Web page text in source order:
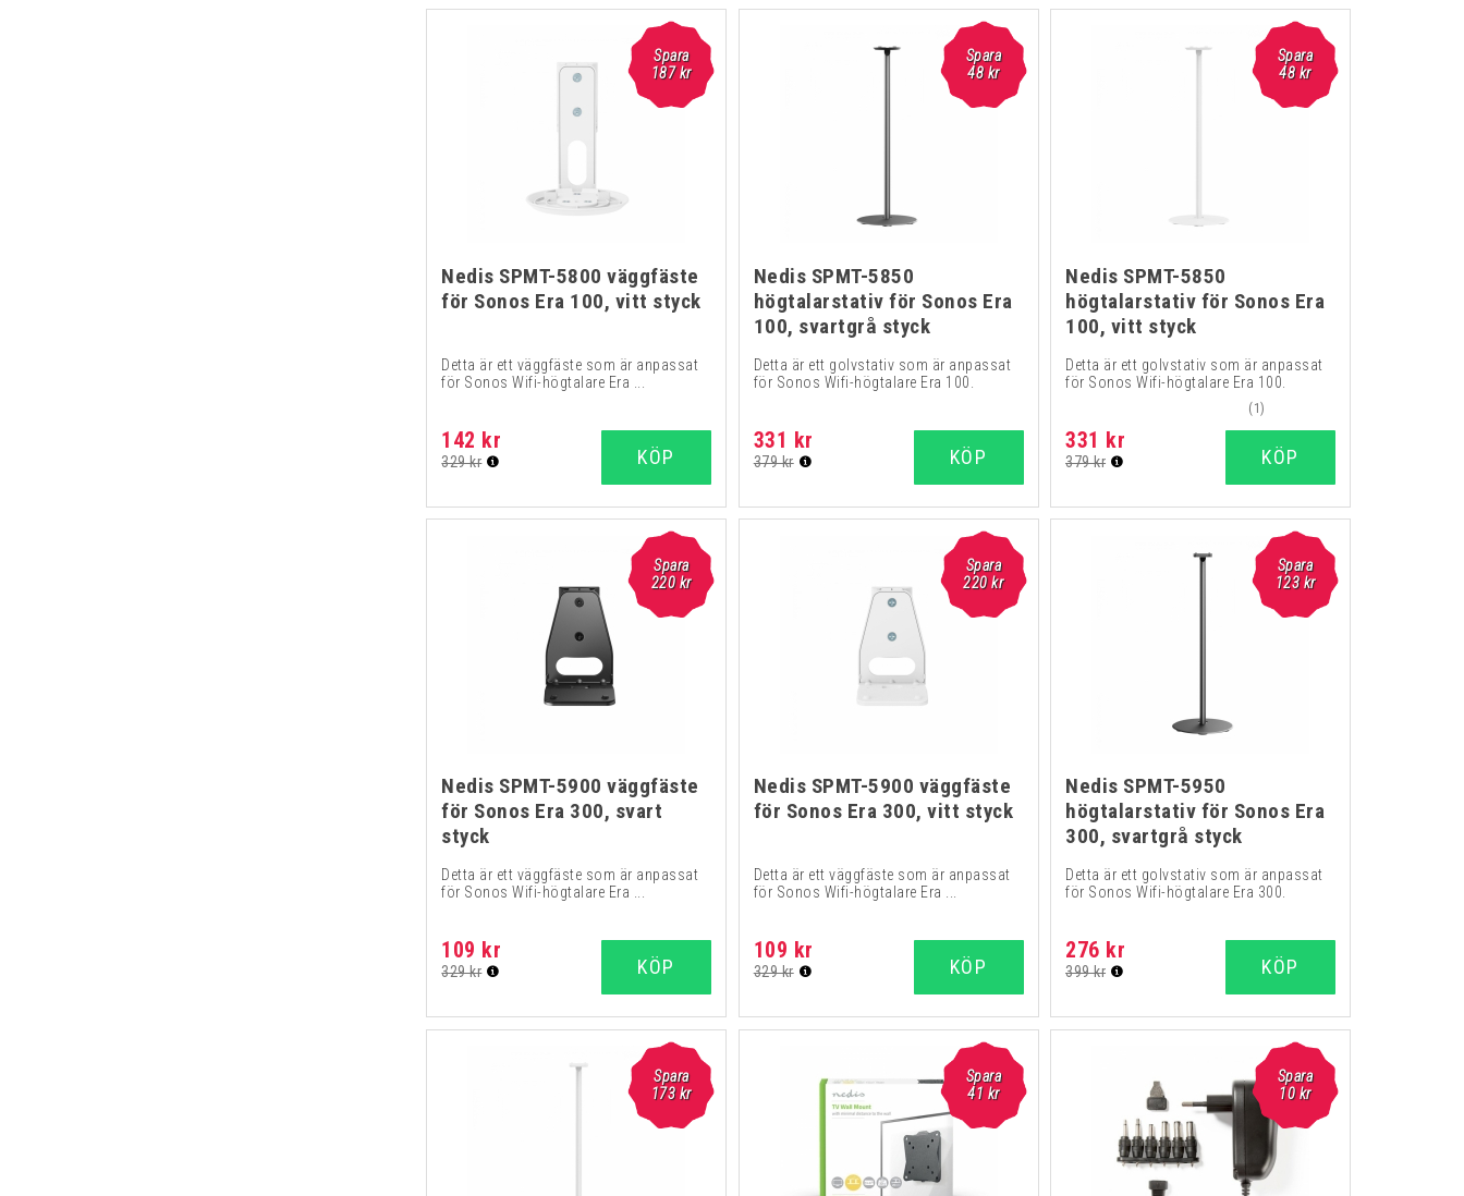
Spara
187kr
Nedis SPMT-5800 väggfäste
för Sonos Era 100, vitt styck
Detta är ett väggfäste som är anpassat
för Sonos Wifi-högtalare Era ...
142 kr
329 kr KÖP
Spara
48kr
Nedis SPMT-5850
högtalarstativ för Sonos Era
100, svartgrå styck
Detta är ett golvstativ som är anpassat
för Sonos Wifi-högtalare Era 100.
331 kr
379 kr KÖP
Spara
48kr
Nedis SPMT-5850
högtalarstativ för Sonos Era
100, vitt styck
Detta är ett golvstativ som är anpassat
för Sonos Wifi-högtalare Era 100.
(1)
331 kr
379 kr KÖP
Spara
220kr
Nedis SPMT-5900 väggfäste
för Sonos Era 300, svart
styck
Detta är ett väggfäste som är anpassat
för Sonos Wifi-högtalare Era ...
109 kr
329 kr KÖP
Spara
220kr
Nedis SPMT-5900 väggfäste
för Sonos Era 300, vitt styck
Detta är ett väggfäste som är anpassat
för Sonos Wifi-högtalare Era ...
109 kr
329 kr KÖP
Spara
123kr
Nedis SPMT-5950
högtalarstativ för Sonos Era
300, svartgrå styck
Detta är ett golvstativ som är anpassat
för Sonos Wifi-högtalare Era 300.
276 kr
399 kr KÖP
Spara
173kr
Spara
41 kr
Spara
10kr